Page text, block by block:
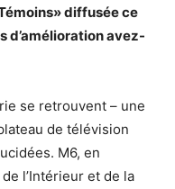
diffusée ce
d’amélioration avez-
se retrouvent – une
de télévision
M6, en
l’Intérieur et de la